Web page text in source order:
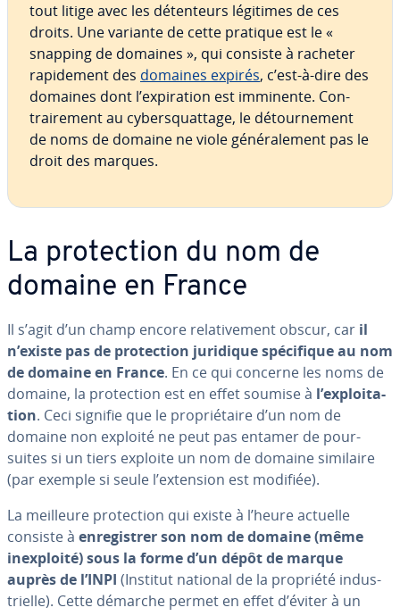
tout litige avec les dé­ten­teurs légitimes de ces
droits. Une variante de cette pratique est le «
snapping de domaines », qui consiste à racheter
ra­pi­de­ment des domaines expirés, c’est-à-dire des
domaines dont l’ex­pi­ra­tion est imminente. Con­
trai­re­ment au cy­bers­quat­tage, le dé­tour­ne­ment
de noms de domaine ne viole gé­né­ra­le­ment pas le
droit des marques.
La pro­tec­tion du nom de
domaine en France
Il s’agit d’un champ encore re­la­ti­ve­ment obscur, car il
n’existe pas de pro­tec­tion juridique spé­ci­fique au nom
de domaine en France. En ce qui concerne les noms de
domaine, la pro­tec­tion est en effet soumise à l’ex­ploi­ta­
tion. Ceci signifie que le pro­prié­taire d’un nom de
domaine non exploité ne peut pas entamer de pour­
suites si un tiers exploite un nom de domaine similaire
(par exemple si seule l’extension est modifiée).
La meilleure pro­tec­tion qui existe à l’heure actuelle
consiste à en­re­gis­trer son nom de domaine (même
inex­ploité) sous la forme d’un dépôt de marque
auprès de l’INPI (Institut national de la propriété in­dus­
trielle). Cette démarche permet en effet d’éviter à un